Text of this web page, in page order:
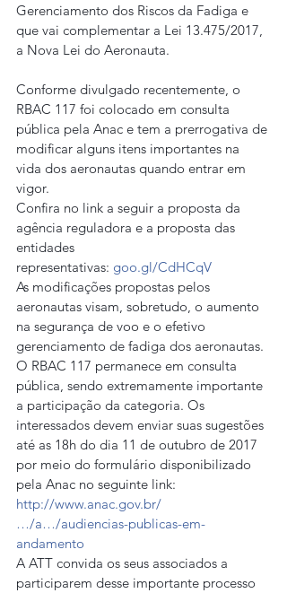
Gerenciamento dos Riscos da Fadiga e
que vai complementar a Lei 13.475/2017,
a Nova Lei do Aeronauta.
Conforme divulgado recentemente, o
RBAC 117 foi colocado em consulta
pública pela Anac e tem a prerrogativa de
modificar alguns itens importantes na
vida dos aeronautas quando entrar em
vigor.
Confira no link a seguir a proposta da
agência reguladora e a proposta das
entidades
representativas: goo.gl/CdHCqV
As modificações propostas pelos
aeronautas visam, sobretudo, o aumento
na segurança de voo e o efetivo
gerenciamento de fadiga dos aeronautas.
O RBAC 117 permanece em consulta
pública, sendo extremamente importante
a participação da categoria. Os
interessados devem enviar suas sugestões
até as 18h do dia 11 de outubro de 2017
por meio do formulário disponibilizado
pela Anac no seguinte link:
http://www.anac.gov.br/
…/a…/audiencias-publicas-em-
andamento
A ATT convida os seus associados a
participarem desse importante processo